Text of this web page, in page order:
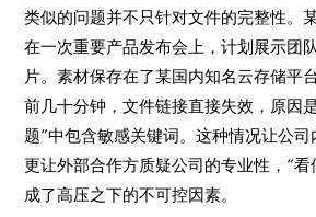
类似的问题并不只针对文件的完整性。
在一次重要产品发布会上，计划展示团
片。素材保存在了某国内知名云存储平
前几十分钟，文件链接直接失效，原因
题”中包含敏感关键词。这种情况让公司
更让外部合作方质疑公司的专业性，“看
成了高压之下的不可控因素。